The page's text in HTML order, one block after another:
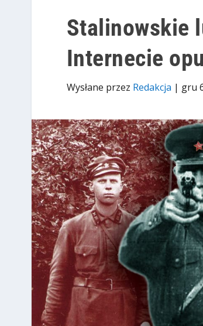
Stalinowskie
Internecie
Wysłane przez Redakcja | gru